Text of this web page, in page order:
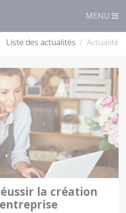
MENU
Liste des actualités Actualité